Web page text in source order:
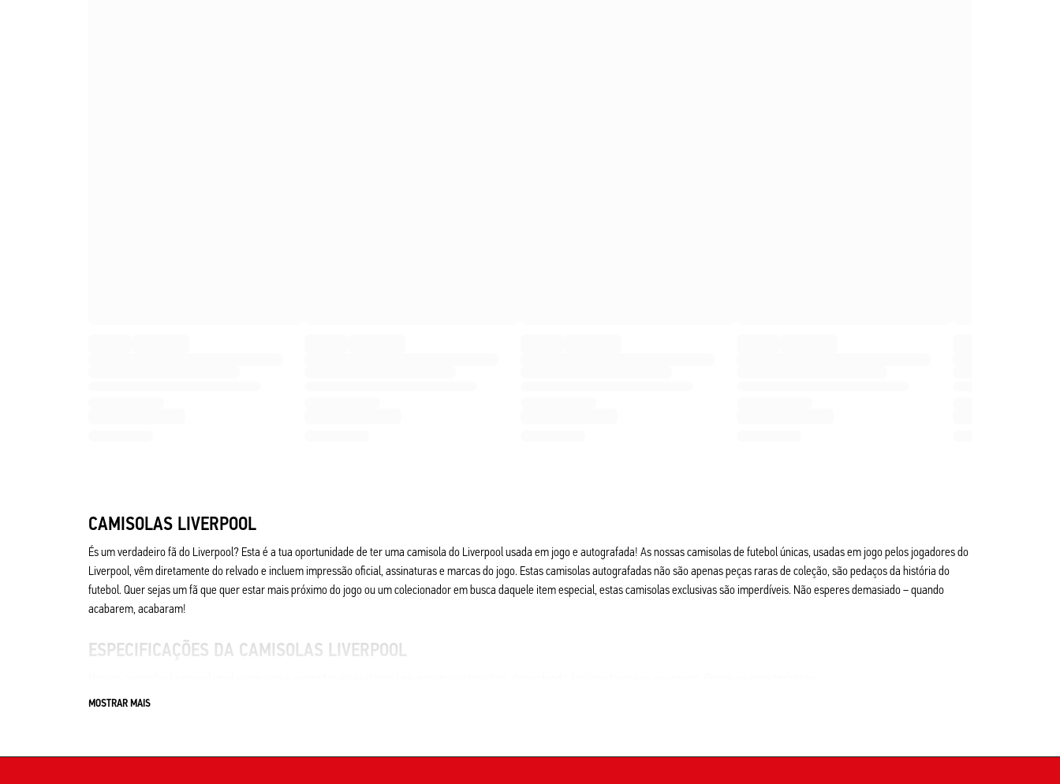
CAMISOLAS LIVERPOOL
És um verdadeiro fã do Liverpool? Esta é a tua oportunidade de ter uma camisola do Liverpool usada em jogo e autografada! As nossas camisolas de futebol únicas, usadas em jogo pelos jogadores do
Liverpool, vêm diretamente do relvado e incluem impressão oficial, assinaturas e marcas do jogo. Estas camisolas autografadas não são apenas peças raras de coleção, são pedaços da história do
futebol. Quer sejas um fã que quer estar mais próximo do jogo ou um colecionador em busca daquele item especial, estas camisolas exclusivas são imperdíveis. Não esperes demasiado – quando
acabarem, acabaram!
ESPECIFICAÇÕES DA CAMISOLAS LIVERPOOL
100% autênticas — Usadas em partida oficial
Nota: Como essas camisolas foram usadas durante uma partida, podem apresentar sinais de uso, como manchas de lama ou grama. Isso torna cada camisola ainda mais única!
MOSTRAR MAIS